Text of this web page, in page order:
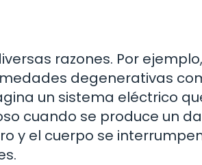
razones. Por
degenerativas
un sistema eléctrico
cuando se produce un
y el cuerpo se